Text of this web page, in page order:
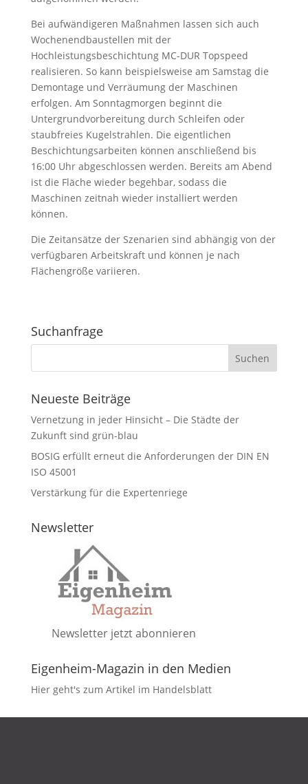
Bei aufwändigeren Maßnahmen lassen sich auch
Wochenendbaustellen mit der
Hochleistungsbeschichtung MC-DUR Topspeed
realisieren. So kann beispielsweise am Samstag die
Demontage und Verräumung der Maschinen
erfolgen. Am Sonntagmorgen beginnt die
Untergrundvorbereitung durch Schleifen oder
staubfreies Kugelstrahlen. Die eigentlichen
Beschichtungsarbeiten können anschließend bis
16:00 Uhr abgeschlossen werden. Bereits am Abend
ist die Fläche wieder begehbar, sodass die
Maschinen zeitnah wieder installiert werden
können.
Die Zeitansätze der Szenarien sind abhängig von der
verfügbaren Arbeitskraft und können je nach
Flächengröße variieren.
Suchanfrage
Neueste Beiträge
Vernetzung in jeder Hinsicht – Die Städte der
Zukunft sind grün-blau
BOSIG erfüllt erneut die Anforderungen der DIN EN
ISO 45001
Verstärkung für die Expertenriege
Newsletter
Newsletter jetzt abonnieren
Eigenheim-Magazin in den Medien
Hier geht's zum Artikel im Handelsblatt
DATENSCHUTZ